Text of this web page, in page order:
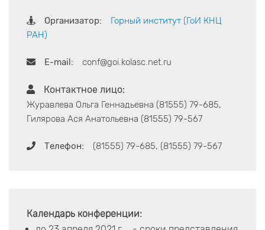
Организатор:
Горный институт (ГоИ КНЦ
РАН)
E-mail: conf@goi.kolasc.net.ru
Контактное лицо:
Журавлева Ольга Геннадьевна (81555) 79-685,
Гилярова Ася Анатольевна (81555) 79-567
Телефон: (81555) 79-685, (81555) 79-567
Календарь конференции: